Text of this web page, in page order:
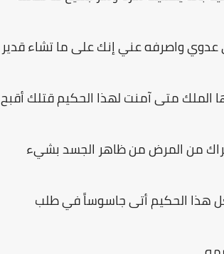
واصرفه عني إنك على ما تشاء قدير
الملك متى آمنت لهذا الحكيم قتلك أقبح
من المرض من ظاهر الجسد بشيء
هذا الحكيم أتى جاسوساً في طلب